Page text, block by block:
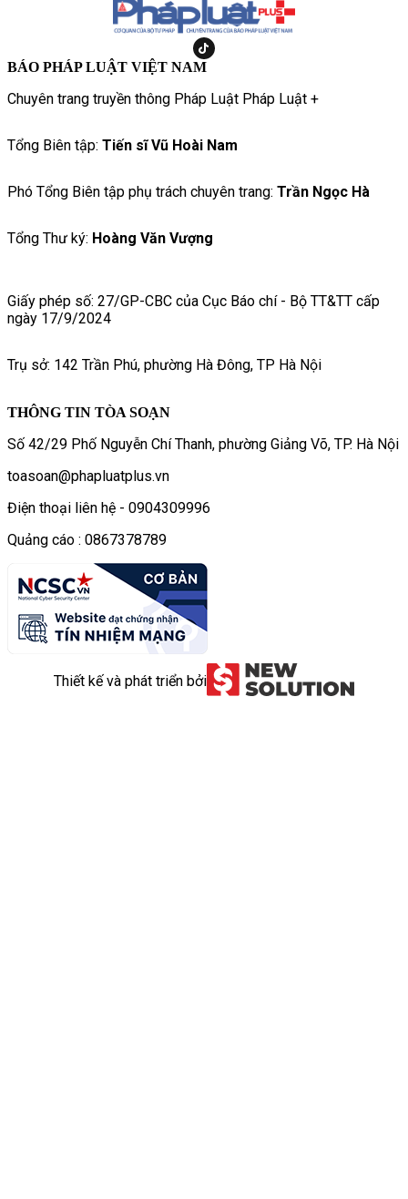
BÁO PHÁP LUẬT VIỆT NAM
Chuyên trang truyền thông Pháp Luật Pháp Luật +
Tổng Biên tập: Tiến sĩ Vũ Hoài Nam
Phó Tổng Biên tập phụ trách chuyên trang: Trần Ngọc Hà
Tổng Thư ký: Hoàng Văn Vượng
Giấy phép số: 27/GP-CBC của Cục Báo chí - Bộ TT&TT cấp
ngày 17/9/2024
Trụ sở: 142 Trần Phú, phường Hà Đông, TP Hà Nội
THÔNG TIN TÒA SOẠN
Số 42/29 Phố Nguyễn Chí Thanh, phường Giảng Võ, TP. Hà Nội
toasoan@phapluatplus.vn
Điện thoại liên hệ - 0904309996
Quảng cáo : 0867378789
Thiết kế và phát triển bởi